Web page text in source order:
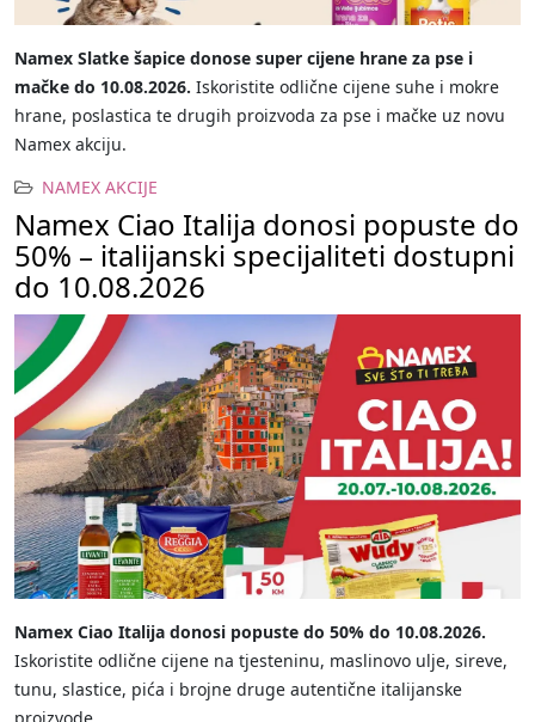
Namex Slatke šapice donose super cijene hrane za pse i
mačke do 10.08.2026. Iskoristite odlične cijene suhe i mokre
hrane, poslastica te drugih proizvoda za pse i mačke uz novu
Namex akciju.
NAMEX AKCIJE
Namex Ciao Italija donosi popuste do
50% – italijanski specijaliteti dostupni
do 10.08.2026
Namex Ciao Italija donosi popuste do 50% do 10.08.2026.
Iskoristite odlične cijene na tjesteninu, maslinovo ulje, sireve,
tunu, slastice, pića i brojne druge autentične italijanske